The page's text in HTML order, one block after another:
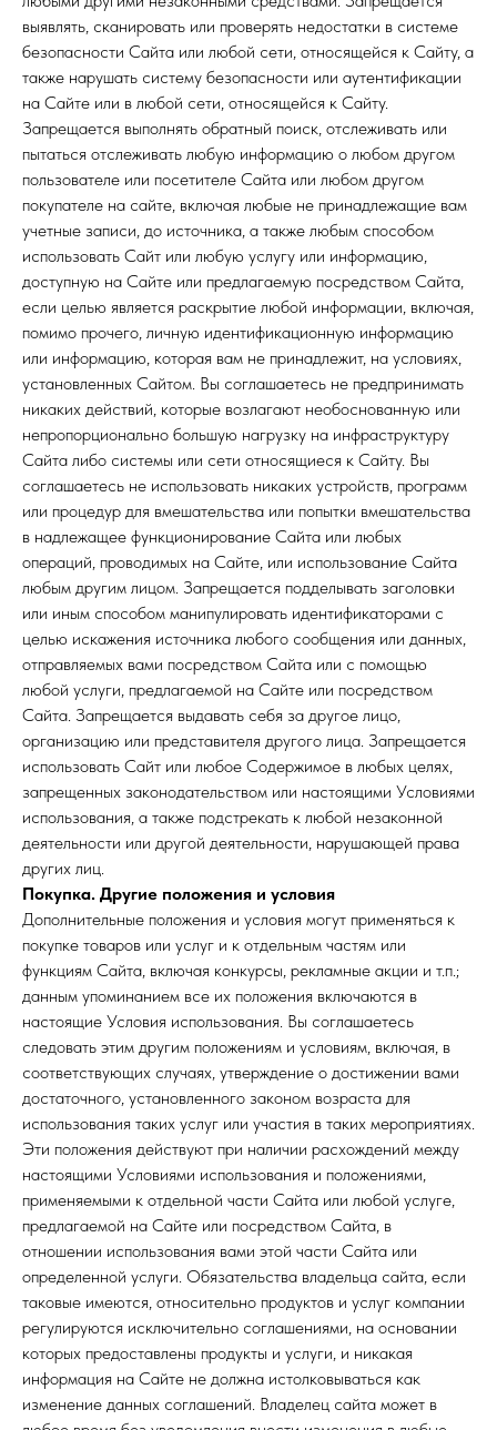
выявлять, сканировать или проверять недостатки в системе
безопасности Сайта или любой сети, относящейся к Сайту, а
также нарушать систему безопасности или аутентификации
на Сайте или в любой сети, относящейся к Сайту.
Запрещается выполнять обратный поиск, отслеживать или
пытаться отслеживать любую информацию о любом другом
пользователе или посетителе Сайта или любом другом
покупателе на сайте, включая любые не принадлежащие вам
учетные записи, до источника, а также любым способом
использовать Сайт или любую услугу или информацию,
доступную на Сайте или предлагаемую посредством Сайта,
если целью является раскрытие любой информации, включая,
помимо прочего, личную идентификационную информацию
или информацию, которая вам не принадлежит, на условиях,
установленных Сайтом. Вы соглашаетесь не предпринимать
никаких действий, которые возлагают необоснованную или
непропорционально большую нагрузку на инфраструктуру
Сайта либо системы или сети относящиеся к Сайту. Вы
соглашаетесь не использовать никаких устройств, программ
или процедур для вмешательства или попытки вмешательства
в надлежащее функционирование Сайта или любых
операций, проводимых на Сайте, или использование Сайта
любым другим лицом. Запрещается подделывать заголовки
или иным способом манипулировать идентификаторами с
целью искажения источника любого сообщения или данных,
отправляемых вами посредством Сайта или с помощью
любой услуги, предлагаемой на Сайте или посредством
Сайта. Запрещается выдавать себя за другое лицо,
организацию или представителя другого лица. Запрещается
использовать Сайт или любое Содержимое в любых целях,
запрещенных законодательством или настоящими Условиями
использования, а также подстрекать к любой незаконной
деятельности или другой деятельности, нарушающей права
других лиц.
Покупка. Другие положения и условия
Дополнительные положения и условия могут применяться к
покупке товаров или услуг и к отдельным частям или
функциям Сайта, включая конкурсы, рекламные акции и т.п.;
данным упоминанием все их положения включаются в
настоящие Условия использования. Вы соглашаетесь
следовать этим другим положениям и условиям, включая, в
соответствующих случаях, утверждение о достижении вами
достаточного, установленного законом возраста для
использования таких услуг или участия в таких мероприятиях.
Эти положения действуют при наличии расхождений между
настоящими Условиями использования и положениями,
применяемыми к отдельной части Сайта или любой услуге,
предлагаемой на Сайте или посредством Сайта, в
отношении использования вами этой части Сайта или
определенной услуги. Обязательства владельца сайта, если
таковые имеются, относительно продуктов и услуг компании
регулируются исключительно соглашениями, на основании
которых предоставлены продукты и услуги, и никакая
информация на Сайте не должна истолковываться как
изменение данных соглашений. Владелец сайта может в